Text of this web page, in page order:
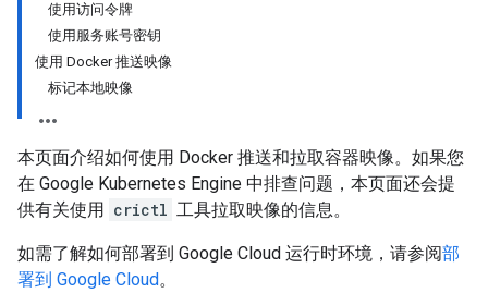
使用访问令牌
使用服务账号密钥
使用 Docker 推送映像
标记本地映像
本页面介绍如何使用 Docker 推送和拉取容器映像。如果您
在 Google Kubernetes Engine 中排查问题，本页面还会提
供有关使用 crictl 工具拉取映像的信息。
如需了解如何部署到 Google Cloud 运行时环境，请参阅部
署到 Google Cloud。